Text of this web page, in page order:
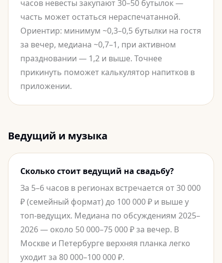
часов невесты закупают 30–50 бутылок —
часть может остаться нераспечатанной.
Ориентир: минимум ~0,3–0,5 бутылки на гостя
за вечер, медиана ~0,7–1, при активном
праздновании — 1,2 и выше. Точнее
прикинуть поможет калькулятор напитков в
приложении.
Ведущий и музыка
Сколько стоит ведущий на свадьбу?
За 5–6 часов в регионах встречается от 30 000
₽ (семейный формат) до 100 000 ₽ и выше у
топ-ведущих. Медиана по обсуждениям 2025–
2026 — около 50 000–75 000 ₽ за вечер. В
Москве и Петербурге верхняя планка легко
уходит за 80 000–100 000 ₽.